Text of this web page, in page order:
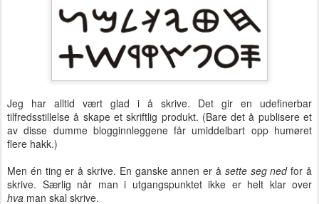
Jeg har alltid vært glad i å skrive. Det gir en udefinerbar
tilfredsstillelse å skape et skriftlig produkt. (Bare det å publisere et
av disse dumme blogginnleggene får umiddelbart opp humøret
flere hakk.)
Men én ting er å skrive. En ganske annen er å sette seg nedfor å
skrive. Særlig når man i utgangspunktet ikke er helt klar over
hva man skal skrive.